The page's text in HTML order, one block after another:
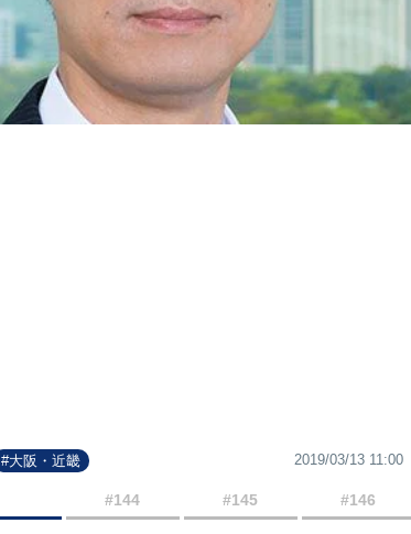
#大阪・近畿 2019/03/13 11:00
#144 #145 #146